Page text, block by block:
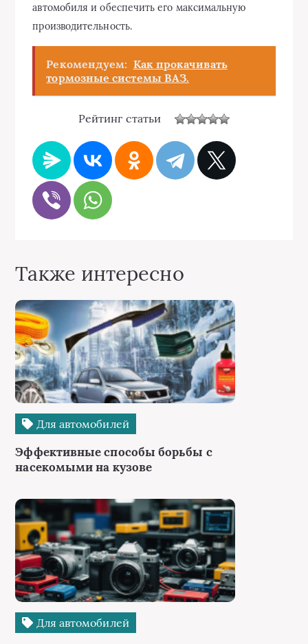
автомобиля и обеспечить его максимальную
производительность.
Рекомендуем: Как прокачивать
тормозные системы ВАЗ.
Рейтинг статьи
Также интересно
Для автомобилей
Эффективные способы борьбы с
насекомыми на кузове
Для автомобилей